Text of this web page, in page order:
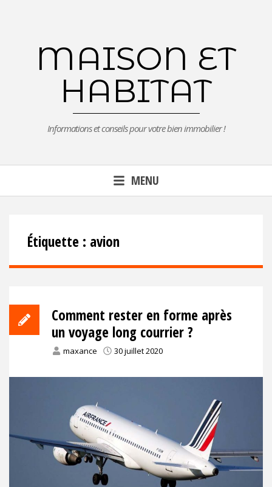
MAISON ET
HABITAT
Informations et conseils pour votre bien immobilier !
MENU
Étiquette : avion
Comment rester en forme après
un voyage long courrier ?
maxance 30 juillet 2020